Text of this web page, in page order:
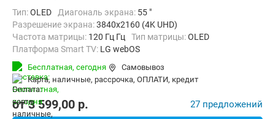
Тип:OLED Диагональ экрана: 55 "
Разрешение экрана:3840x2160 (4K UHD)
Частота матрицы: 120 Гц Гц Тип матрицы:OLED
Платформа Smart TV: LG webOS
Беспроводные интерфейсы:
Бесплатная, сегодня
Самовывоз
карта, наличные, рассрочка, ОПЛАТИ, кредит
от3 599,00 p. 27 предложений